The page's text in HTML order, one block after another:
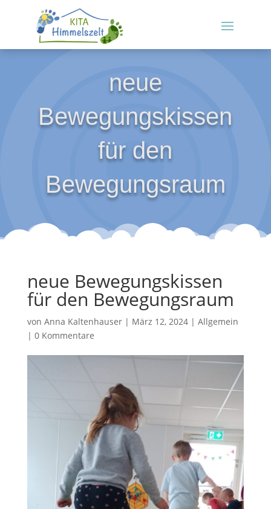
neue
Bewegungskissen
für den
Bewegungsraum
neue Bewegungskissen
für den Bewegungsraum
von Anna Kaltenhauser| März 12, 2024| Allgemein
| 0 Kommentare